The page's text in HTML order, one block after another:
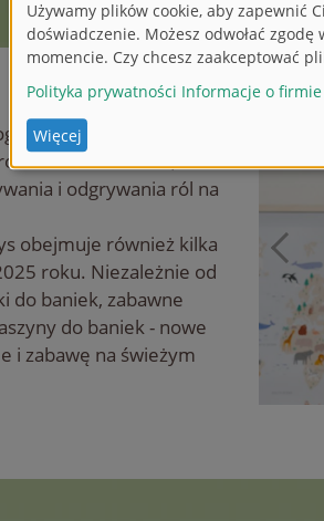
podbijać świat z nową
zabawki, które
i odgrywania ról na
obejmuje również kilka
roku. Niezależnie od
do baniek, zabawne
do baniek - nowe
i zabawę na świeżym